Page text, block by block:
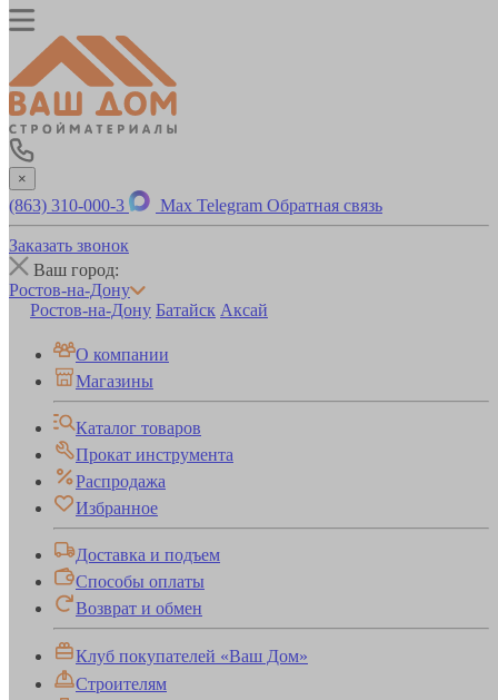
×
(863) 310-000-3 Max Telegram Обратная связь
Заказать звонок
Ваш город:
Ростов-на-Дону
Ростов-на-Дону Батайск Аксай
О компании
Магазины
Каталог товаров
Прокат инструмента
Распродажа
Избранное
Доставка и подъем
Способы оплаты
Возврат и обмен
Клуб покупателей «Ваш Дом»
Строителям